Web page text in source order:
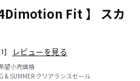
Fit 】 スカ
レビューを見る
望小売価格
& SUMMER クリアランスセール